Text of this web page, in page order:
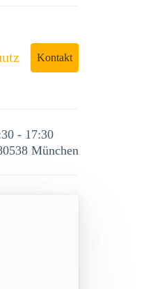
Kontakt
- 17:30
München